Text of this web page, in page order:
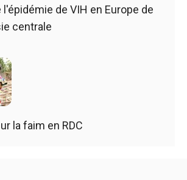
de VIH en Europe de
centrale
la faim en RDC